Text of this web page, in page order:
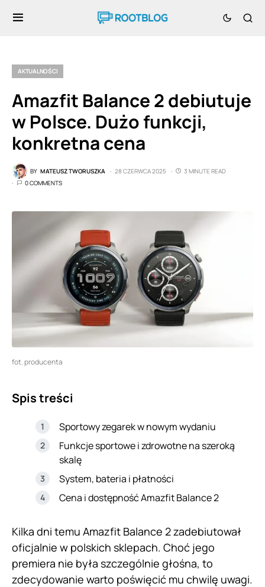
AKTUALNOŚCI
Amazfit Balance 2 debiutuje
w Polsce. Dużo funkcji,
konkretna cena
BY MATEUSZ TWORUSZKA 28 CZERWCA 2025
3 MINUTE READ
0 COMMENTS
fot. producenta
Spis treści
Sportowy zegarek w nowym wydaniu
Funkcje sportowe i zdrowotne na szeroką
skalę
System, bateria i płatności
Cena i dostępność Amazfit Balance 2
Kilka dni temu Amazfit Balance 2 zadebiutował
oficjalnie w polskich sklepach. Choć jego
premiera nie była szczególnie głośna, to
zdecydowanie warto poświęcić mu chwilę uwagi.